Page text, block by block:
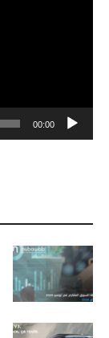
00:00